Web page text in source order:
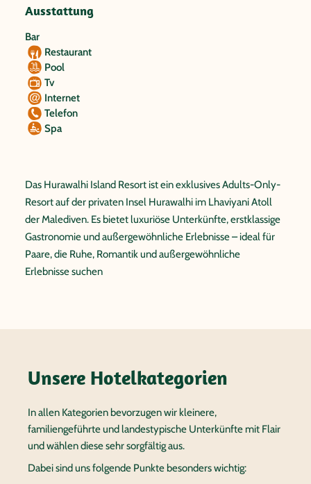
Ausstattung
Bar
Restaurant
Pool
Tv
Internet
Telefon
Spa
Das Hurawalhi Island Resort ist ein exklusives Adults-Only-
Resort auf der privaten Insel Hurawalhi im Lhaviyani Atoll
der Malediven. Es bietet luxuriöse Unterkünfte, erstklassige
Gastronomie und außergewöhnliche Erlebnisse – ideal für
Paare, die Ruhe, Romantik und außergewöhnliche
Erlebnisse suchen
Unsere Hotelkategorien
In allen Kategorien bevorzugen wir kleinere,
familiengeführte und landestypische Unterkünfte mit Flair
und wählen diese sehr sorgfältig aus.
Dabei sind uns folgende Punkte besonders wichtig: